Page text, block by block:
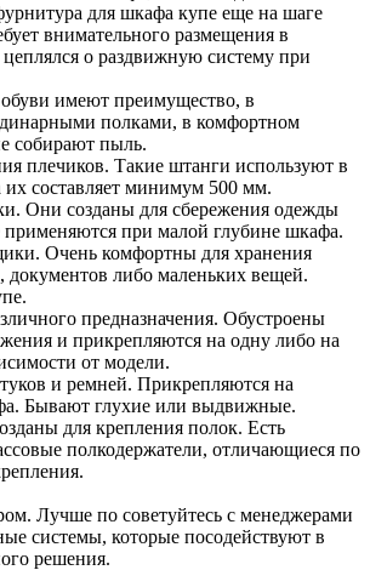
для шкафа купе еще на шаге
внимательного размещения в
о раздвижную систему при
имеют преимущество, в
полками, в комфортном
собирают пыль.
плечиков. Такие штанги используют в
их составляет минимум 500 мм.
Они созданы для сбережения одежды
при малой глубине шкафа.
Очень комфортны для хранения
документов либо маленьких вещей.
предназначения. Обустроены
и прикрепляются на одну либо на
от модели.
и ремней. Прикрепляются на
Бывают глухие или выдвижные.
для крепления полок. Есть
полкодержатели, отличающиеся по
Лучше по советуйтесь с менеджерами
системы, которые посодействуют в
решения.